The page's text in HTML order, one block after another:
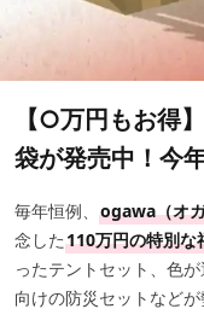
【○万円もお得
袋が発売中！今
毎年恒例、 ogawa（オ
念した110万円の特別な
ったテントセット、色
向けの防災セットなどが